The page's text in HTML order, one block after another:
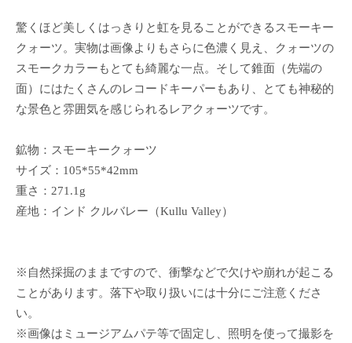
驚くほど美しくはっきりと虹を見ることができるスモーキー
クォーツ。実物は画像よりもさらに色濃く見え、クォーツの
スモークカラーもとても綺麗な一点。そして錐面（先端の
面）にはたくさんのレコードキーパーもあり、とても神秘的
な景色と雰囲気を感じられるレアクォーツです。
鉱物：スモーキークォーツ
サイズ：105*55*42mm
重さ：271.1g
産地：インド クルバレー（Kullu Valley）
※自然採掘のままですので、衝撃などで欠けや崩れが起こる
ことがあります。落下や取り扱いには十分にご注意くださ
い。
※画像はミュージアムパテ等で固定し、照明を使って撮影を